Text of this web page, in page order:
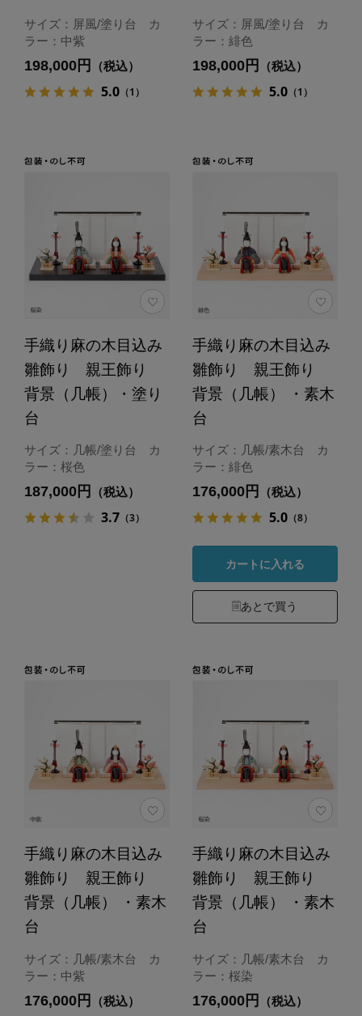
サイズ：屏風/塗り台 カ
ラー：中紫
198,000円 （税込）
5.0（1）
サイズ：屏風/塗り台 カ
ラー：緋色
198,000円 （税込）
5.0（1）
手織り麻の木目込み
雛飾り 親王飾り
背景（几帳）・塗り
台
サイズ：几帳/塗り台 カ
ラー：桜色
187,000円 （税込）
3.7（3）
手織り麻の木目込み
雛飾り 親王飾り
背景（几帳） ・素木
台
サイズ：几帳/素木台 カ
ラー：緋色
176,000円 （税込）
5.0（8）
カートに入れる
あとで買う
手織り麻の木目込み
雛飾り 親王飾り
背景（几帳） ・素木
台
サイズ：几帳/素木台 カ
ラー：中紫
176,000円 （税込）
手織り麻の木目込み
雛飾り 親王飾り
背景（几帳） ・素木
台
サイズ：几帳/素木台 カ
ラー：桜染
176,000円 （税込）